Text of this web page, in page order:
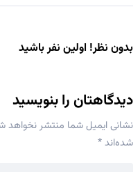
بدون نظر! اولین نفر باشید
دیدگاهتان را بنویسید
نشانی ایمیل شما منتشر نخواهد
شده‌اند*